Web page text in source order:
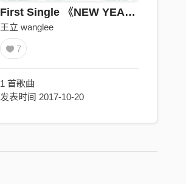
First Single 《NEW YEAR》
王立 wanglee
7
1 首歌曲
发表时间 2017-10-20